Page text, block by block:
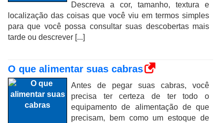
Descreva a cor, tamanho, textura e
localização das coisas que você viu em termos simples
para que você possa consultar suas descobertas mais
tarde ou descrever [...]
O que alimentar suas cabras
Antes de pegar suas cabras, você
precisa ter certeza de ter todo o
equipamento de alimentação de que
precisam, bem como um estoque de